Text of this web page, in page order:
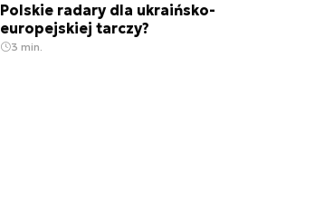
Polskie radary dla ukraińsko-
europejskiej tarczy?
3 min.